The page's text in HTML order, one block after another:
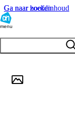
Ga naar hoofdinhoud
Ga naar zoeken
menu